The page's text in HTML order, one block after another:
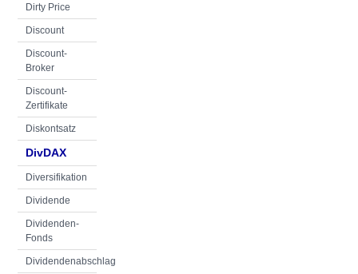
Dirty Price
Discount
Discount-
Broker
Discount-
Zertifikate
Diskontsatz
DivDAX
Diversifikation
Dividende
Dividenden-
Fonds
Dividendenabschlag